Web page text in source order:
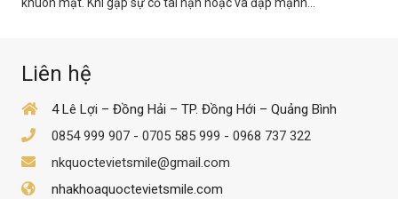
Liên hệ
4 Lê Lợi – Đồng Hải – TP. Đồng Hới – Quảng Bình
0854 999 907 - 0705 585 999 - 0968 737 322
nkquoctevietsmile@gmail.com
nhakhoaquoctevietsmile.com